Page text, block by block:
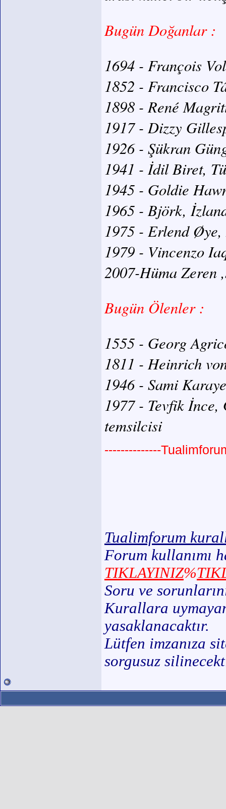
Bugün Doğanlar :
1694 - François
1852 - Francisco
1898 - René
1917 - Dizzy
1926 - Şükran
1941 - İdil Biret,
1945 - Goldie
1965 - Björk,
1975 - Erlend
1979 - Vincenzo
2007-Hüma Zeren
Bugün Ölenler :
1555 - Georg
1811 - Heinrich
1946 - Sami
1977 - Tevfik İnce,
temsilcisi
--------------
Tualimforum
Forum kullanımı
TIKLAYINIZ%
Soru ve
Kurallara
yasaklanacaktır.
Lütfen imzanıza
sorgusuz